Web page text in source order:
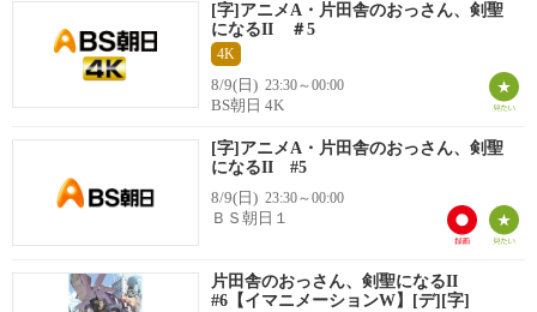
[字]アニメA・片田舎のおっさん、剣聖
になるII ＃5
4K
8/9(日) 23:30～00:00
BS朝日 4K
[字]アニメA・片田舎のおっさん、剣聖
になるII #5
8/9(日) 23:30～00:00
ＢＳ朝日１
片田舎のおっさん、剣聖になるII
#6【イマニメーションW】[デ][字]